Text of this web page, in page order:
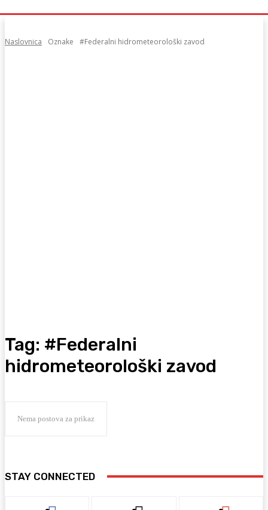
Naslovnica Oznake #Federalni hidrometeorološki zavod
Tag: #Federalni
hidrometeorološki zavod
Nema postova za prikaz
STAY CONNECTED